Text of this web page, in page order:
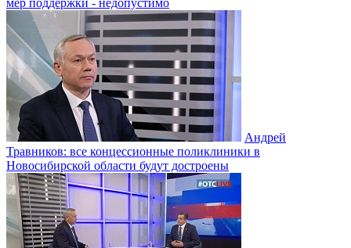
Андрей
Травников: все концессионные поликлиники в
Новосибирской области будут достроены